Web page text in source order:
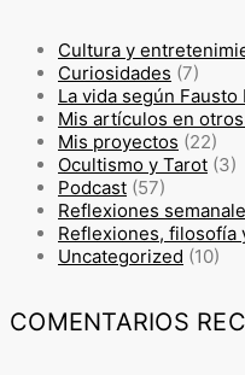
Cultura y
Curiosidades (7)
La vida según Fausto
Mis artículos en
Mis proyectos (22)
Ocultismo y Tarot (3)
Podcast (57)
Reflexiones
Reflexiones, filosofía
Uncategorized (10)
COMENTARIOS